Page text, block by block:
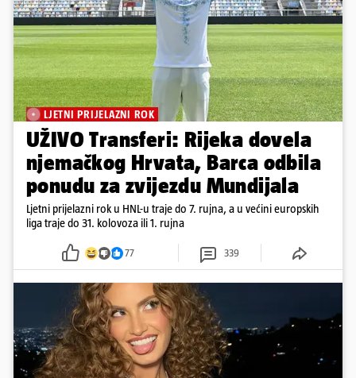
LJETNI PRIJELAZNI ROK
UŽIVO Transferi: Rijeka dovela
njemačkog Hrvata, Barca odbila
ponudu za zvijezdu Mundijala
Ljetni prijelazni rok u HNL-u traje do 7. rujna, a u većini europskih
liga traje do 31. kolovoza ili 1. rujna
77 339